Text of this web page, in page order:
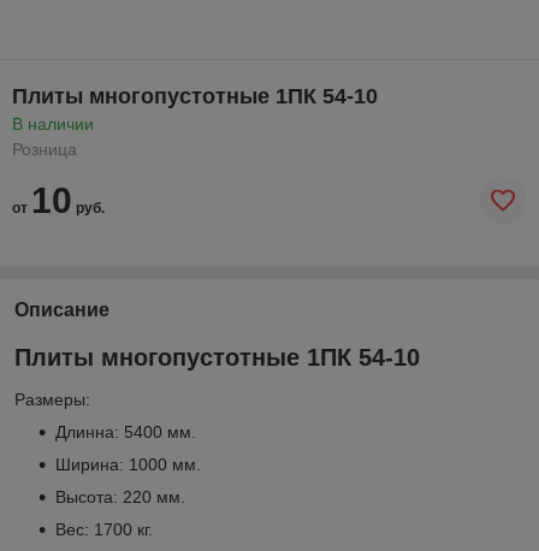
Плиты многопустотные 1ПК 54-10
В наличии
Розница
от 10 руб.
Описание
Плиты многопустотные 1ПК 54-10
Размеры:
Длинна: 5400 мм.
Ширина: 1000 мм.
Высота: 220 мм.
Вес: 1700 кг.